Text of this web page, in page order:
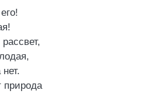
природа